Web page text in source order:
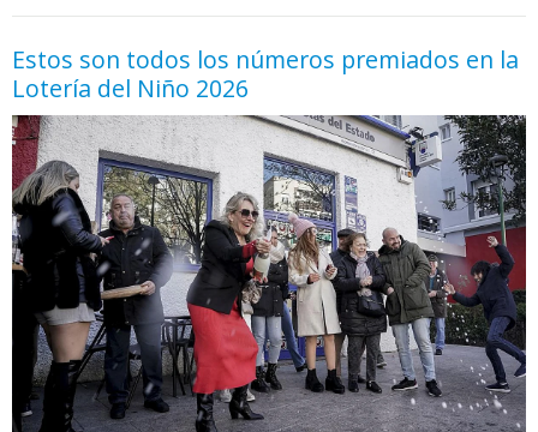
Estos son todos los números premiados en la
Lotería del Niño 2026